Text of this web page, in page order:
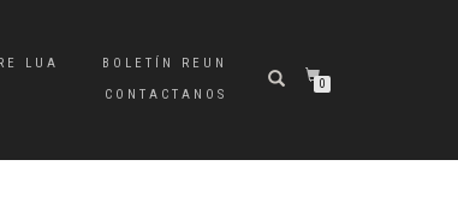
LUA
BOLETÍN REUN
CONTACTANOS
0